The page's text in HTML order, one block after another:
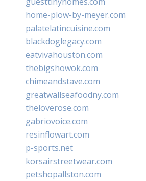
home-plow-by-meyer.com
palatelatincuisine.com
blackdoglegacy.com
eatvivahouston.com
thebigshowok.com
chimeandstave.com
greatwallseafoodny.com
theloverose.com
gabriovoice.com
resinflowart.com
p-sports.net
korsairstreetwear.com
petshopallston.com